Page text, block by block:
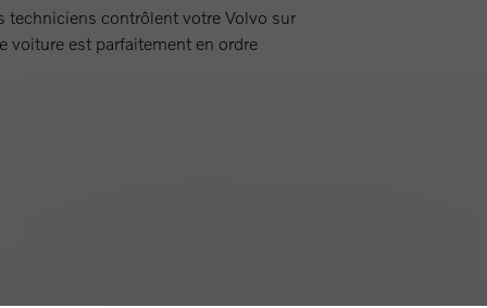
techniciens contrôlent votre Volvo sur
voiture est parfaitement en ordre